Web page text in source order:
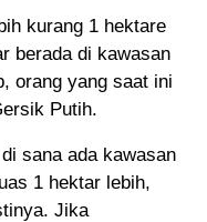
kurang 1 hektare
berada di kawasan
orang yang saat ini
Putih.
sana ada kawasan
1 hektar lebih,
Jika